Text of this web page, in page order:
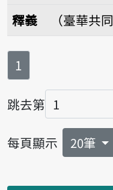
釋義 （臺華共
第
1
跳去第
頁碼
每頁顯示 20筆